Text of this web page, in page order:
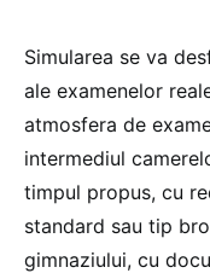
Simularea se va
ale examenelor
atmosfera de
intermediul
timpul propus, cu
standard sau tip
gimnaziului, cu